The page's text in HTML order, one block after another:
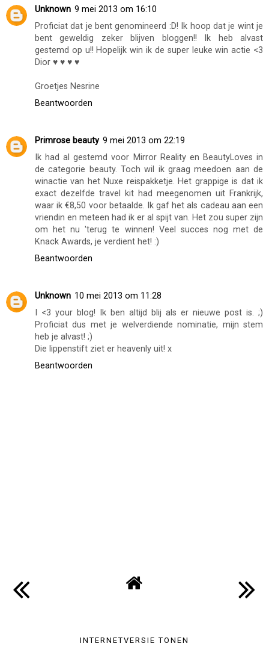
Unknown 9 mei 2013 om 16:10
Proficiat dat je bent genomineerd :D! Ik hoop dat je wint je
bent geweldig zeker blijven bloggen!! Ik heb alvast
gestemd op u!! Hopelijk win ik de super leuke win actie <3
Dior ♥ ♥ ♥ ♥
Groetjes Nesrine
Beantwoorden
Primrose beauty 9 mei 2013 om 22:19
Ik had al gestemd voor Mirror Reality en BeautyLoves in
de categorie beauty. Toch wil ik graag meedoen aan de
winactie van het Nuxe reispakketje. Het grappige is dat ik
exact dezelfde travel kit had meegenomen uit Frankrijk,
waar ik €8,50 voor betaalde. Ik gaf het als cadeau aan een
vriendin en meteen had ik er al spijt van. Het zou super zijn
om het nu 'terug te winnen! Veel succes nog met de
Knack Awards, je verdient het! :)
Beantwoorden
Unknown 10 mei 2013 om 11:28
I <3 your blog! Ik ben altijd blij als er nieuwe post is. ;)
Proficiat dus met je welverdiende nominatie, mijn stem
heb je alvast! ;)
Die lippenstift ziet er heavenly uit! x
Beantwoorden
INTERNETVERSIE TONEN